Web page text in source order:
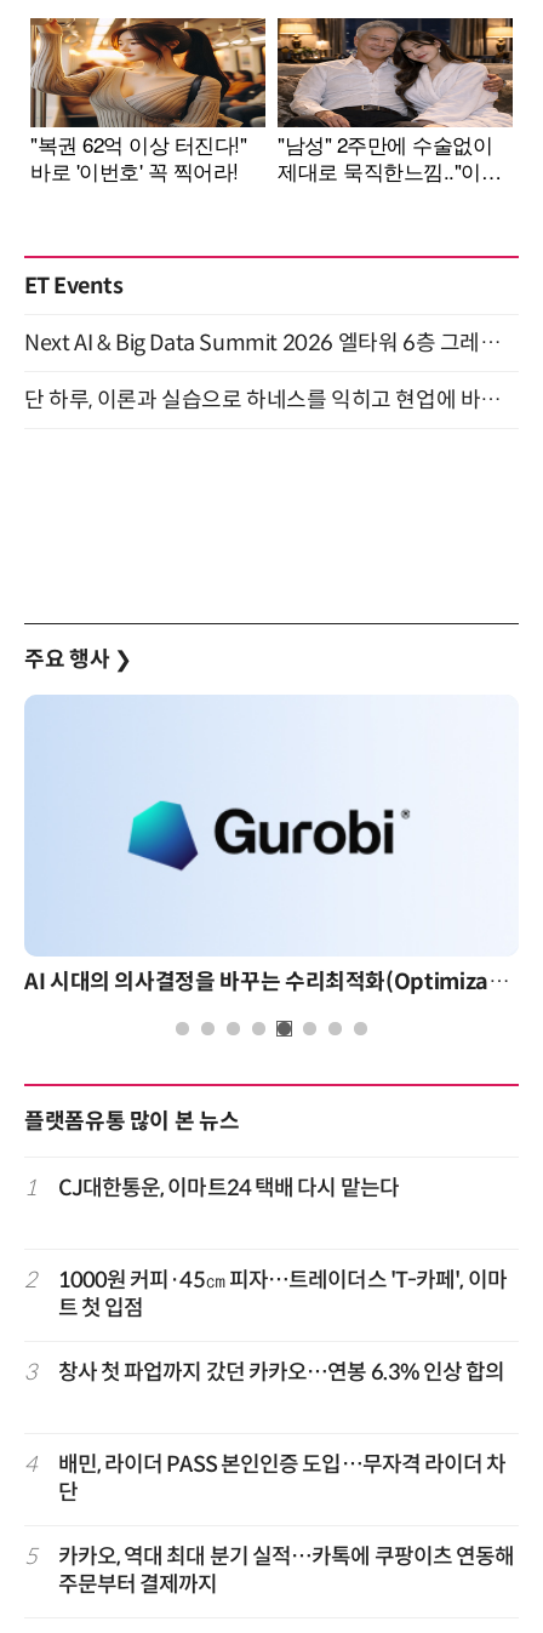
ET Events
Next AI & Big Data Summit 2026 엘타워 6층 그레이스홀 개최 (9/18)
단 하루, 이론과 실습으로 하네스를 익히고 현업에 바로 쓰는 핸즈온 워크숍 (8/20)
주요 행사 ❯
AI 시대의 의사결정을 바꾸는 수리최적화(Optimization): 실제 산업 적용 사례와 활용 전략 AI 핀옵스 실전 세미나: 폭증하는 AI 토큰
플랫폼유통 많이 본 뉴스
1 CJ대한통운, 이마트24 택배 다시 맡는다
2
1000원 커피·45㎝ 피자…트레이더스 'T-카페', 이마
트 첫 입점
3 창사 첫 파업까지 갔던 카카오…연봉 6.3% 인상 합의
4
배민, 라이더 PASS 본인인증 도입…무자격 라이더 차
단
5
카카오, 역대 최대 분기 실적…카톡에 쿠팡이츠 연동해
주문부터 결제까지